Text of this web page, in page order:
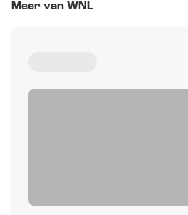
Meer van WNL